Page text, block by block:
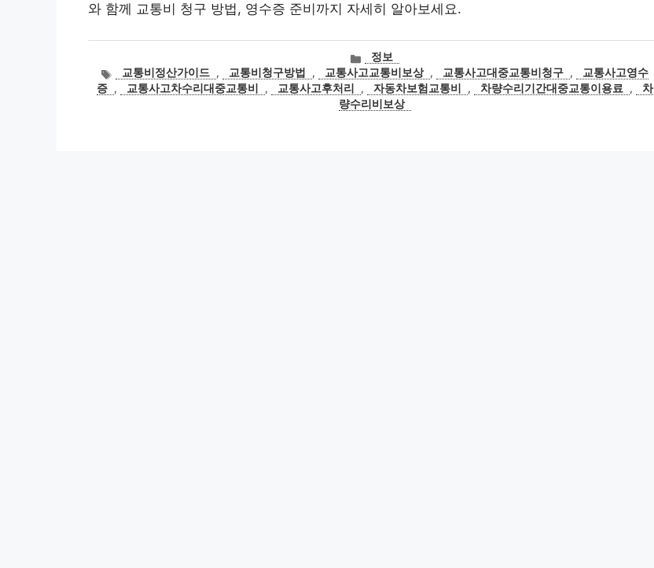
와 함께 교통비 청구 방법, 영수증 준비까지 자세히 알아보세요.
카
테
고
리
정보
태교통비정산가이드 , 교통비청구방법 , 교통사고교통비보상 , 교통사고대중교통비청구 ,
교통사고영수
증 , 교통사고차수리대중교통비 , 교통사고후처리 , 자동차보험교통비 , 차량수리기간대중교통이용료 ,
차
량수리비보상